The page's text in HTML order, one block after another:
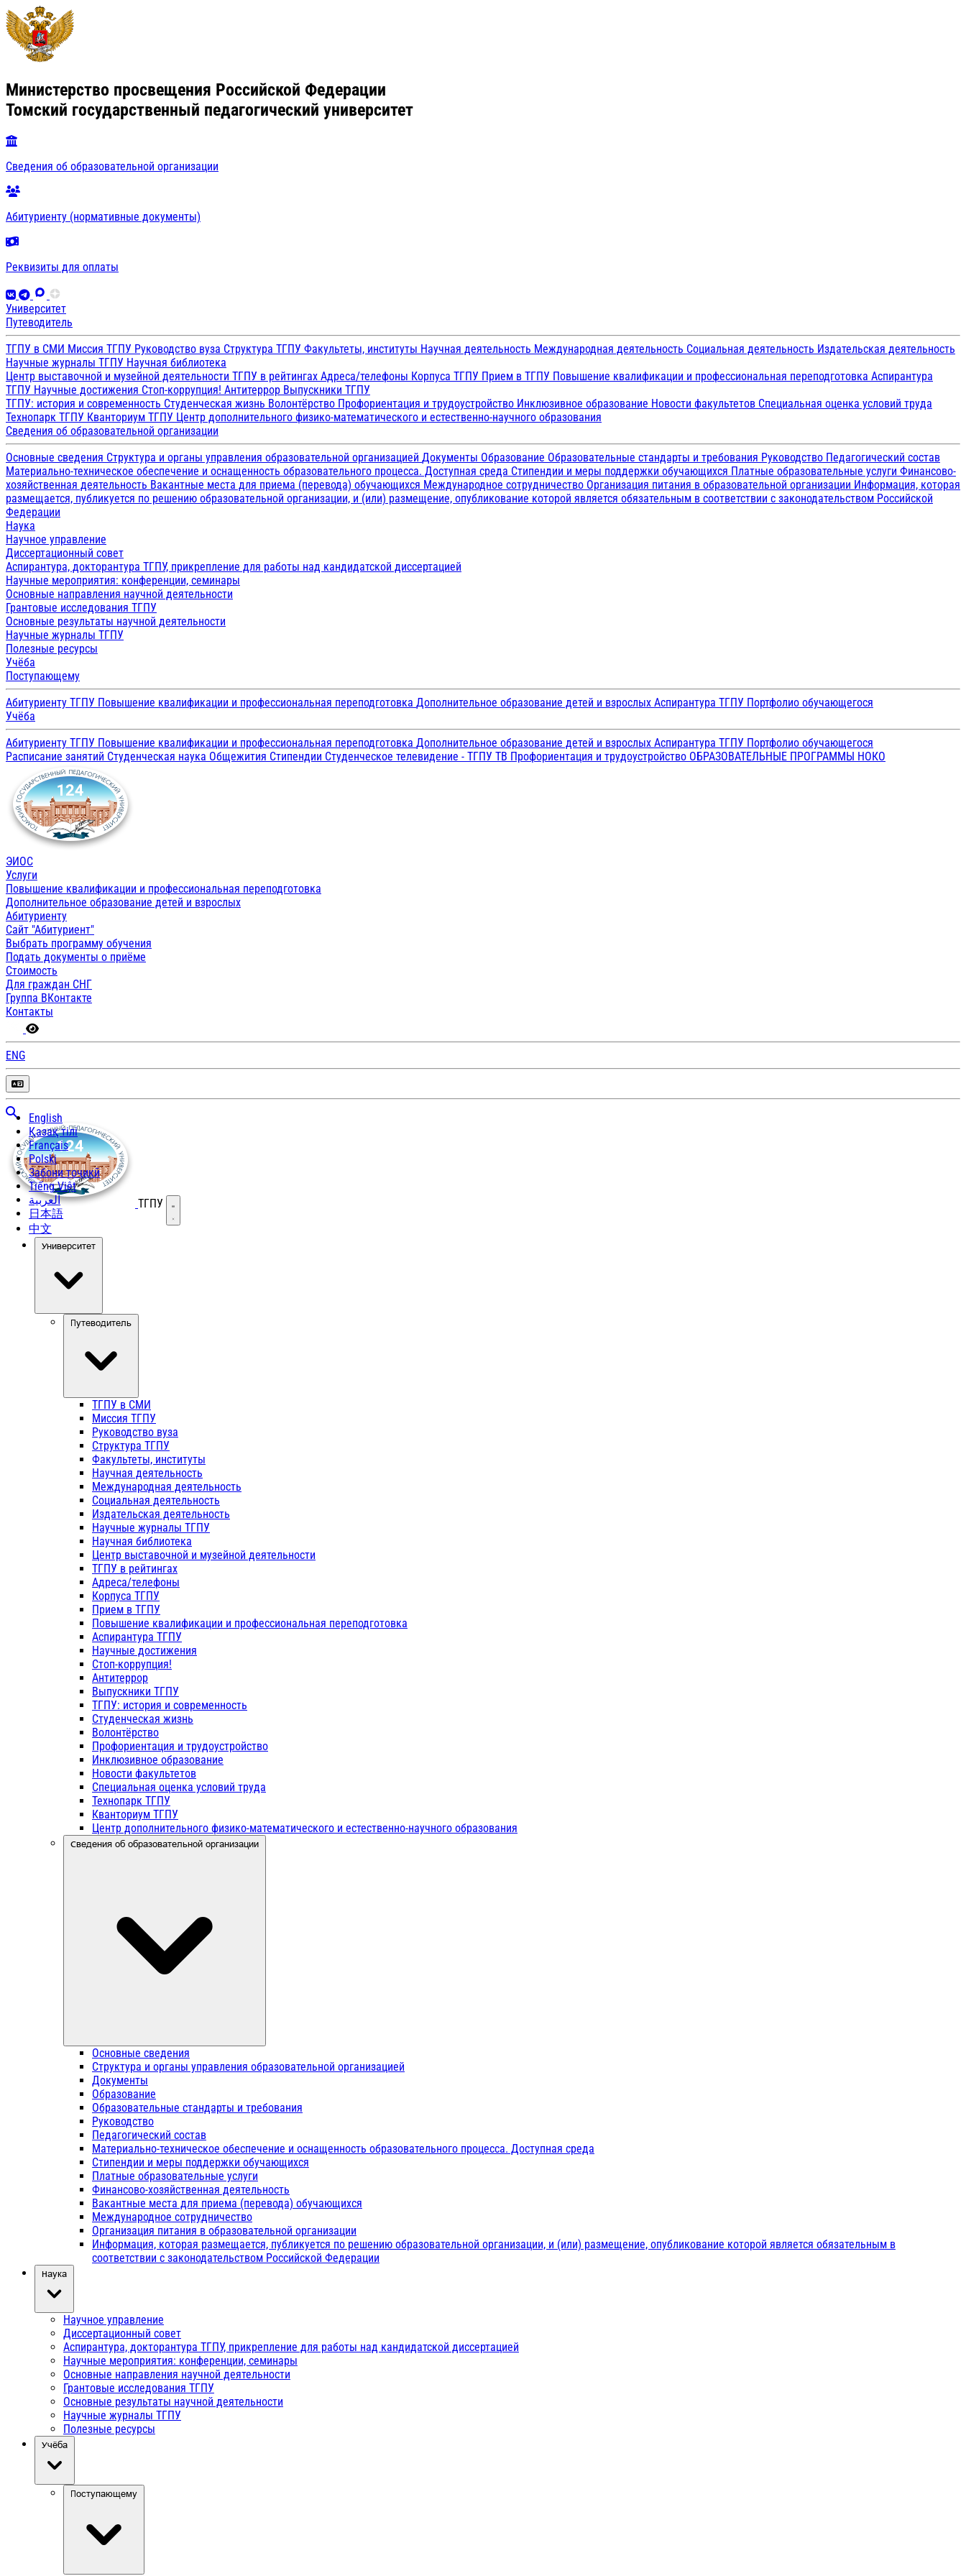
Министерство просвещения Российской Федерации
Томский государственный педагогический университет
Сведения об образовательной организации
Абитуриенту (нормативные документы)
Реквизиты для оплаты
Университет
Путеводитель
ТГПУ в СМИ Миссия ТГПУ Руководство вуза Структура ТГПУ Факультеты, институты Научная деятельность Международная деятельность Социальная деятельность Издательская деятельность
Научные журналы ТГПУ Научная библиотека
Центр выставочной и музейной деятельности ТГПУ в рейтингах Адреса/телефоны Корпуса ТГПУ Прием в ТГПУ Повышение квалификации и профессиональная переподготовка Аспирантура
ТГПУ Научные достижения Стоп-коррупция! Антитеррор Выпускники ТГПУ
ТГПУ: история и современность Студенческая жизнь Волонтёрство Профориентация и трудоустройство Инклюзивное образование Новости факультетов Специальная оценка условий труда
Технопарк ТГПУ Кванториум ТГПУ Центр дополнительного физико-математического и естественно-научного образования
Сведения об образовательной организации
Основные сведения Структура и органы управления образовательной организацией Документы Образование Образовательные стандарты и требования Руководство Педагогический состав
Материально-техническое обеспечение и оснащенность образовательного процесса. Доступная среда Стипендии и меры поддержки обучающихся Платные образовательные услуги Финансово-
хозяйственная деятельность Вакантные места для приема (перевода) обучающихся Международное сотрудничество Организация питания в образовательной организации Информация, которая
размещается, публикуется по решению образовательной организации, и (или) размещение, опубликование которой является обязательным в соответствии с законодательством Российской
Федерации
Наука
Научное управление
Диссертационный совет
Аспирантура, докторантура ТГПУ, прикрепление для работы над кандидатской диссертацией
Научные мероприятия: конференции, семинары
Основные направления научной деятельности
Грантовые исследования ТГПУ
Основные результаты научной деятельности
Научные журналы ТГПУ
Полезные ресурсы
Учёба
Поступающему
Абитуриенту ТГПУ Повышение квалификации и профессиональная переподготовка Дополнительное образование детей и взрослых Аспирантура ТГПУ Портфолио обучающегося
Учёба
Абитуриенту ТГПУ Повышение квалификации и профессиональная переподготовка Дополнительное образование детей и взрослых Аспирантура ТГПУ Портфолио обучающегося
Расписание занятий Студенческая наука Общежития Стипендии Студенческое телевидение - ТГПУ ТВ Профориентация и трудоустройство ОБРАЗОВАТЕЛЬНЫЕ ПРОГРАММЫ НОКО
ЭИОС
Услуги
Повышение квалификации и профессиональная переподготовка
Дополнительное образование детей и взрослых
Абитуриенту
Сайт "Абитуриент"
Выбрать программу обучения
Подать документы о приёме
Стоимость
Для граждан СНГ
Группа ВКонтакте
Контакты
ENG
English
Қазақ тілі
Français
Polski
Забони тоҷикӣ
Tiếng Việt
العربية
日本語
中文
ТГПУ Открыть меню
Университет
Путеводитель
ТГПУ в СМИ
Миссия ТГПУ
Руководство вуза
Структура ТГПУ
Факультеты, институты
Научная деятельность
Международная деятельность
Социальная деятельность
Издательская деятельность
Научные журналы ТГПУ
Научная библиотека
Центр выставочной и музейной деятельности
ТГПУ в рейтингах
Адреса/телефоны
Корпуса ТГПУ
Прием в ТГПУ
Повышение квалификации и профессиональная переподготовка
Аспирантура ТГПУ
Научные достижения
Стоп-коррупция!
Антитеррор
Выпускники ТГПУ
ТГПУ: история и современность
Студенческая жизнь
Волонтёрство
Профориентация и трудоустройство
Инклюзивное образование
Новости факультетов
Специальная оценка условий труда
Технопарк ТГПУ
Кванториум ТГПУ
Центр дополнительного физико-математического и естественно-научного образования
Сведения об образовательной организации
Основные сведения
Структура и органы управления образовательной организацией
Документы
Образование
Образовательные стандарты и требования
Руководство
Педагогический состав
Материально-техническое обеспечение и оснащенность образовательного процесса. Доступная среда
Стипендии и меры поддержки обучающихся
Платные образовательные услуги
Финансово-хозяйственная деятельность
Вакантные места для приема (перевода) обучающихся
Международное сотрудничество
Организация питания в образовательной организации
Информация, которая размещается, публикуется по решению образовательной организации, и (или) размещение, опубликование которой является обязательным в
соответствии с законодательством Российской Федерации
Наука
Научное управление
Диссертационный совет
Аспирантура, докторантура ТГПУ, прикрепление для работы над кандидатской диссертацией
Научные мероприятия: конференции, семинары
Основные направления научной деятельности
Грантовые исследования ТГПУ
Основные результаты научной деятельности
Научные журналы ТГПУ
Полезные ресурсы
Учёба
Поступающему